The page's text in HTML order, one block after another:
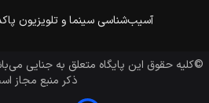
آسیب‌شناسی سینما و تلویزیون
©کلیه حقوق این پایگاه متعلق به جنایی
ذکر منبع مجاز